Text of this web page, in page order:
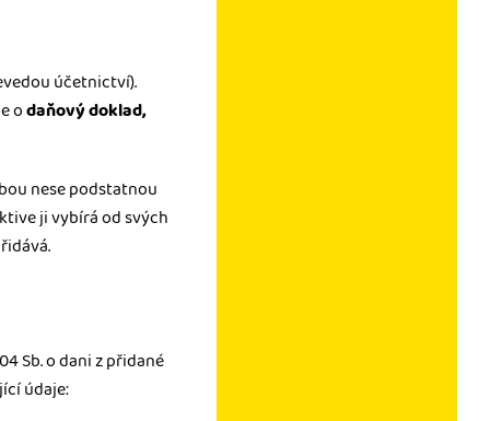
účetnictví).
odaňový doklad,
nese podstatnou
ji vybírá od svých
Sb. o dani z přidané
údaje: